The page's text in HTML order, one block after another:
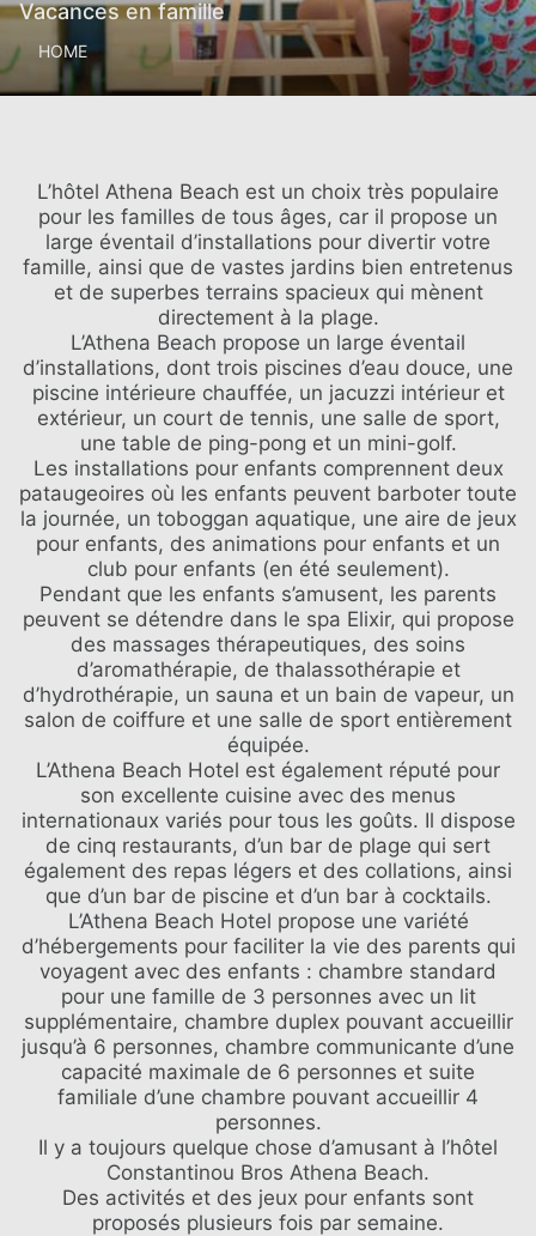
LE GROUPE
NOS HÔTELS
CLASSE ELITE
SPA ELIXIR
MARIAGES
HÔTELS DIVERTISSEMENT ET
ÉVÉNEMENTS
ACTIVITÉS
RÉUNIONS
CONTACT
ONLINE CHECK-IN
Vacances en famille
HOME
L’hôtel Athena Beach est un choix très populaire
pour les familles de tous âges, car il propose un
large éventail d’installations pour divertir votre
famille, ainsi que de vastes jardins bien entretenus
et de superbes terrains spacieux qui mènent
directement à la plage.
L’Athena Beach propose un large éventail
d’installations, dont trois piscines d’eau douce, une
piscine intérieure chauffée, un jacuzzi intérieur et
extérieur, un court de tennis, une salle de sport,
une table de ping-pong et un mini-golf.
Les installations pour enfants comprennent deux
pataugeoires où les enfants peuvent barboter toute
la journée, un toboggan aquatique, une aire de jeux
pour enfants, des animations pour enfants et un
club pour enfants (en été seulement).
Pendant que les enfants s’amusent, les parents
peuvent se détendre dans le spa Elixir, qui propose
des massages thérapeutiques, des soins
d’aromathérapie, de thalassothérapie et
d’hydrothérapie, un sauna et un bain de vapeur, un
salon de coiffure et une salle de sport entièrement
équipée.
L’Athena Beach Hotel est également réputé pour
son excellente cuisine avec des menus
internationaux variés pour tous les goûts. Il dispose
de cinq restaurants, d’un bar de plage qui sert
également des repas légers et des collations, ainsi
que d’un bar de piscine et d’un bar à cocktails.
L’Athena Beach Hotel propose une variété
d’hébergements pour faciliter la vie des parents qui
voyagent avec des enfants : chambre standard
pour une famille de 3 personnes avec un lit
supplémentaire, chambre duplex pouvant accueillir
jusqu’à 6 personnes, chambre communicante d’une
capacité maximale de 6 personnes et suite
familiale d’une chambre pouvant accueillir 4
personnes.
Il y a toujours quelque chose d’amusant à l’hôtel
Constantinou Bros Athena Beach.
Des activités et des jeux pour enfants sont
proposés plusieurs fois par semaine.